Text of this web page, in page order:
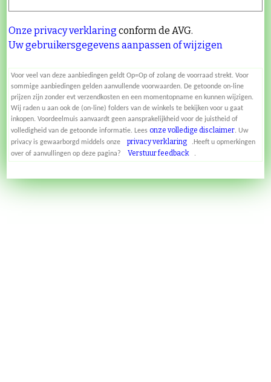
Onze privacy verklaring conform de AVG.
Uw gebruikersgegevens aanpassen of wijzigen
Voor veel van deze aanbiedingen geldt Op=Op of zolang de voorraad strekt. Voor
sommige aanbiedingen gelden aanvullende voorwaarden. De getoonde on-line
prijzen zijn zonder evt verzendkosten en een momentopname en kunnen wijzigen.
Wij raden u aan ook de (on-line) folders van de winkels te bekijken voor u gaat
inkopen. Voordeelmuis aanvaardt geen aansprakelijkheid voor de juistheid of
volledigheid van de getoonde informatie. Lees onze volledige disclaimer. Uw
privacy is gewaarborgd middels onze
privacy verklaring
.Heeft u opmerkingen
over of aanvullingen op deze pagina?
Verstuur feedback .